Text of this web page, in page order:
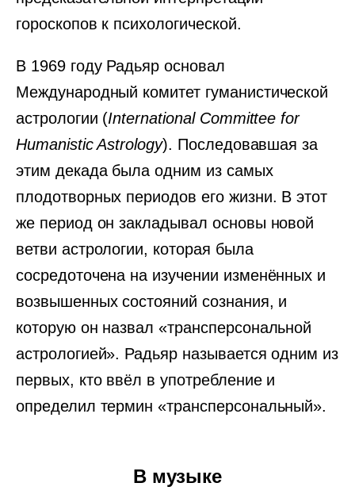
гороскопов к психологической.
В 1969 году Радьяр основал
Международный комитет гуманистической
астрологии (International Committee for
Humanistic Astrology). Последовавшая за
этим декада была одним из самых
плодотворных периодов его жизни. В этот
же период он закладывал основы новой
ветви астрологии, которая была
сосредоточена на изучении изменённых и
возвышенных состояний сознания, и
которую он назвал «трансперсональной
астрологией». Радьяр называется одним из
первых, кто ввёл в употребление и
определил термин «трансперсональный».
В музыке